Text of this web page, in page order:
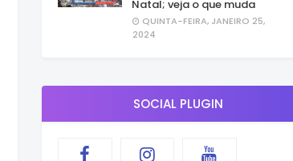
Natal; veja o que muda
QUINTA-FEIRA, JANEIRO 25,
2024
SOCIAL PLUGIN